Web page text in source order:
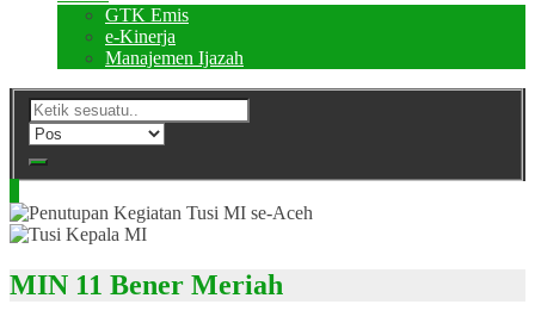
GTK Emis
e-Kinerja
Manajemen Ijazah
MIN 11 Bener Meriah